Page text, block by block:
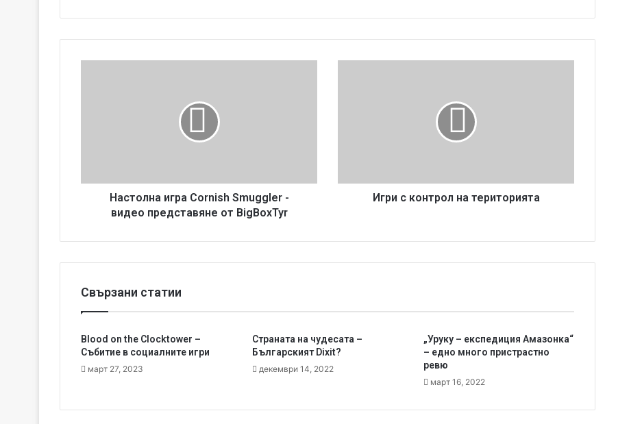
bo
ok
и
C
i
s
S
m
u
l
Настолна игра Cornish Smuggler -
видео представяне от BigBoxTyr
т
н
и
о
р
а
Игри с контрол на територията
Свързани статии
Blood on the Clocktower –
Събитие в социалните игри
март 27, 2023
Страната на чудесата –
Българският Dixit?
декември 14, 2022
„Уруку – експедиция Амазонка“
– едно много пристрастно
ревю
март 16, 2022